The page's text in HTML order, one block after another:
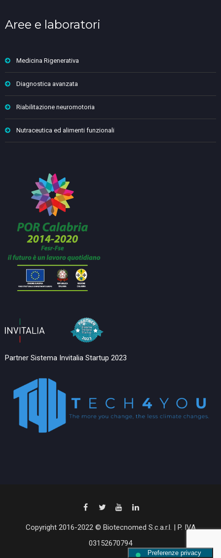
Aree e laboratori
Medicina Rigenerativa
Diagnostica avanzata
Riabilitazione neuromotoria
Nutraceutica ed alimenti funzionali
Partner Sistema Invitalia Startup 2023
Copyright 2016-2022 © Biotecnomed S.c.a.r.l. | P. IVA
03152670794